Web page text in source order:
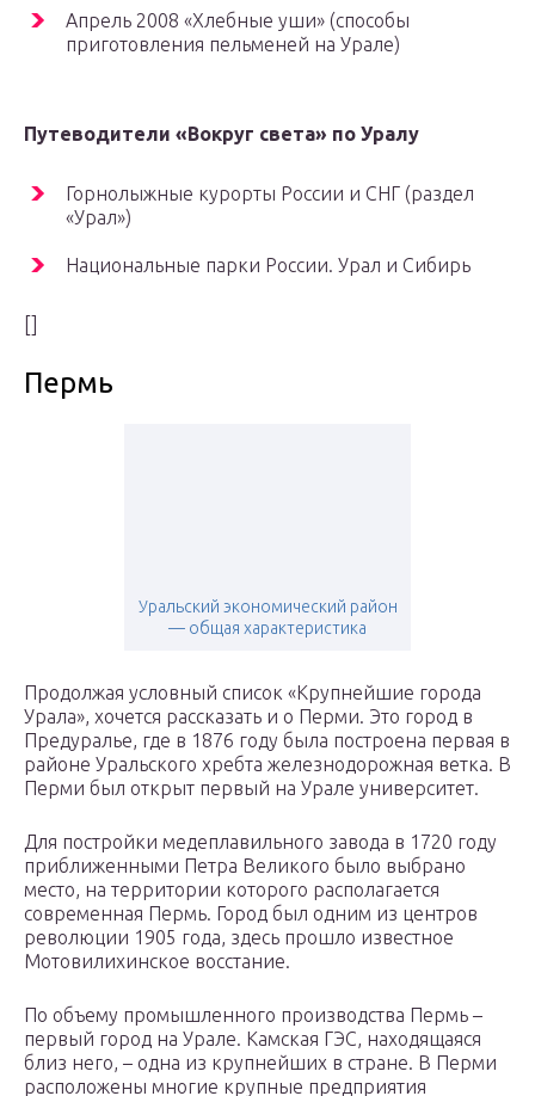
Апрель 2008 «Хлебные уши» (способы
приготовления пельменей на Урале)
Путеводители «Вокруг света» по Уралу
Горнолыжные курорты России и СНГ (раздел
«Урал»)
Национальные парки России. Урал и Сибирь
Пермь
Уральский экономический район
— общая характеристика
Продолжая условный список «Крупнейшие города
Урала», хочется рассказать и о Перми. Это город в
Предуралье, где в 1876 году была построена первая в
районе Уральского хребта железнодорожная ветка. В
Перми был открыт первый на Урале университет.
Для постройки медеплавильного завода в 1720 году
приближенными Петра Великого было выбрано
место, на территории которого располагается
современная Пермь. Город был одним из центров
революции 1905 года, здесь прошло известное
Мотовилихинское восстание.
По объему промышленного производства Пермь –
первый город на Урале. Камская ГЭС, находящаяся
близ него, – одна из крупнейших в стране. В Перми
расположены многие крупные предприятия